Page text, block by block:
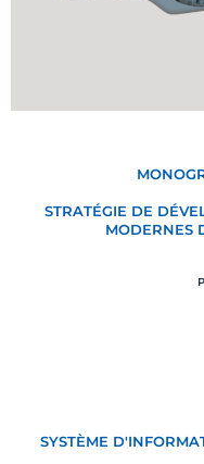
STRATÉGIE DE
MODERNES
SYSTÈME